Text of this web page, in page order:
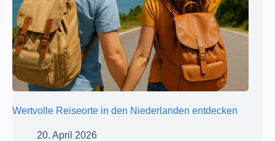
Wertvolle Reiseorte in den Niederlanden entdecken
20. April 2026